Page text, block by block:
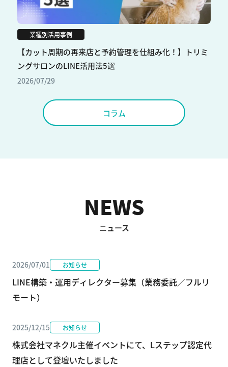
業種別活用事例
【カット周期の再来店と予約管理を仕組み化！】トリミ
ングサロンのLINE活用法5選
2026/07/29
コラム
NEWS
ニュース
2026/07/01 お知らせ
LINE構築・運用ディレクター募集（業務委託／フルリ
モート）
2025/12/15 お知らせ
株式会社マネクル主催イベントにて、Lステップ認定代
理店として登壇いたしました